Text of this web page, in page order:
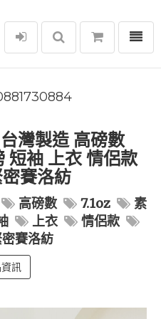
選單
灣製造 高磅數
短袖 上衣 情侶款
賽洛紡
高磅數 7.1oz
素
上衣
情侶款
賽洛紡
訊